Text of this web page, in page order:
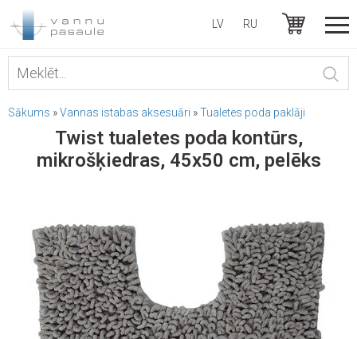
LV RU
Sākums »Vannas istabas aksesuāri »Tualetes poda paklāji
Twist tualetes poda kontūrs,
mikrošķiedras, 45x50 cm, pelēks